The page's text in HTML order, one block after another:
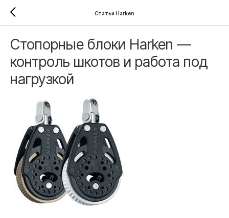
Статьи Harken
Стопорные блоки Harken —
контроль шкотов и работа под
нагрузкой